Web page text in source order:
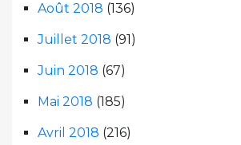
Août 2018 (136)
Juillet 2018 (91)
Juin 2018 (67)
Mai 2018 (185)
Avril 2018 (216)